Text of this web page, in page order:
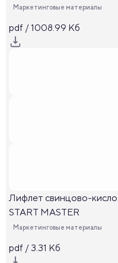
Маркетинговые материалы
pdf / 1008.99 Кб
Лифлет свинцово-
START MASTER
Маркетинговые материалы
pdf / 3.31 Кб